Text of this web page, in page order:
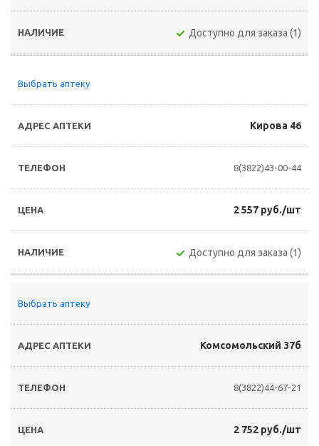
Доступно для заказа (1)
Выбрать аптеку
Кирова 46
8(3822)43-00-44
2 557 руб./шт
Доступно для заказа (1)
Выбрать аптеку
Комсомольский 37б
8(3822)44-67-21
2 752 руб./шт